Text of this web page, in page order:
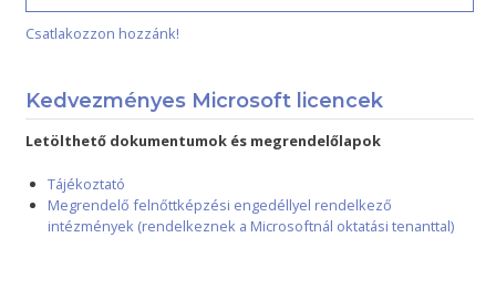
Csatlakozzon hozzánk!
Kedvezményes Microsoft licencek
Letölthető dokumentumok és megrendelőlapok
Tájékoztató
Megrendelő felnőttképzési engedéllyel rendelkező
intézmények (rendelkeznek a Microsoftnál oktatási tenanttal)